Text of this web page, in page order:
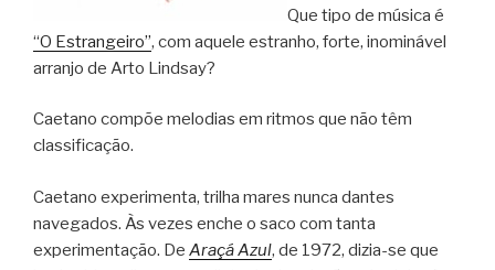
Que tipo de música é
“O Estrangeiro”, com aquele estranho, forte, inominável
arranjo de Arto Lindsay?
Caetano compõe melodias em ritmos que não têm
classificação.
Caetano experimenta, trilha mares nunca dantes
navegados. Às vezes enche o saco com tanta
experimentação. De Araçá Azul, de 1972, dizia-se que